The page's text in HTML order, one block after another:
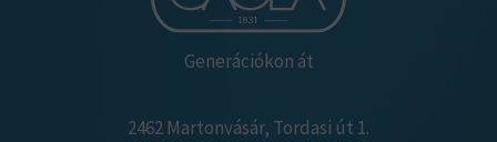
Generációkon át
2462 Martonvásár, Tordasi út 1.